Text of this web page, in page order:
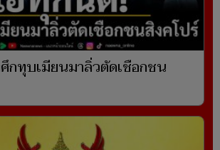
กทุบเมียนมาลิ่วตัดเชือกชน